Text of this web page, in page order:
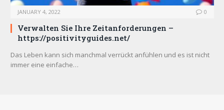
JANUARY 4, 2022 0
Verwalten Sie Ihre Zeitanforderungen –
https://positivityguides.net/
Das Leben kann sich manchmal verrückt anfühlen und es ist nicht
immer eine einfache…